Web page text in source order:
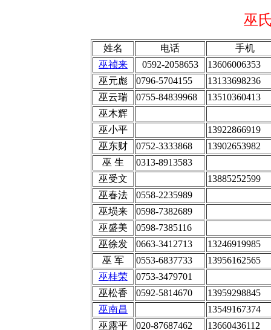
巫
姓名 电话
手机
巫祯来
0592-2058653
13606006353
巫元彪
0796-5704155
13133698236
巫云瑞
0755-84839968
13510360413
巫木辉
巫小平
13922866919
巫东财
0752-3333868
13902653982
巫 生
0313-8913583
巫受文
13885252599
巫春法
0558-2235989
巫埙来
0598-7382689
巫盛美
0598-7385116
巫徐发
0663-3412713
13246919985
巫 军
0553-6837733
13956162565
巫桂荣
0753-3479701
巫松香
0592-5814670
13959298845
巫南昌
13549167374
巫露平
020-87687462
13660436112